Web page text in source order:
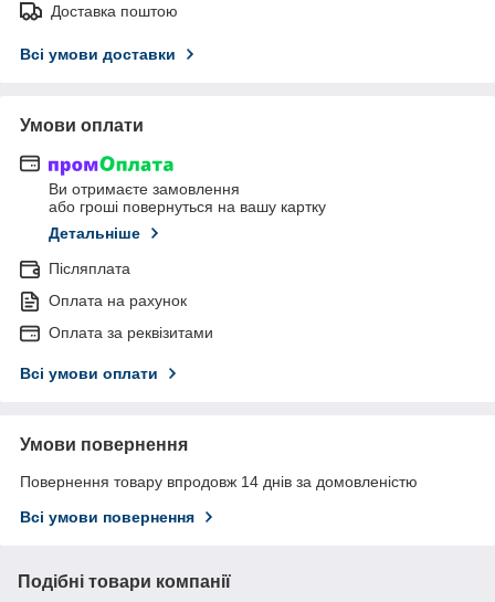
Доставка поштою
Всі умови доставки
Умови оплати
Ви отримаєте замовлення
або гроші повернуться на вашу картку
Детальніше
Післяплата
Оплата на рахунок
Оплата за реквізитами
Всі умови оплати
Умови повернення
Повернення товару впродовж 14 днів за домовленістю
Всі умови повернення
Подібні товари компанії